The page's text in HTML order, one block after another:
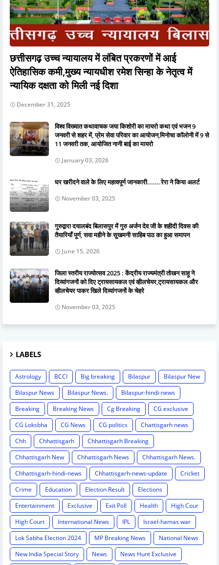
छत्तीसगढ़ उच्च न्यायालय में लंबित प्रकरणों में आई
ऐतिहासिक कमी,मुख्य न्यायधीश रमेश सिन्हा के नेतृत्व में
न्यायिक दक्षता को मिली नई दिशा
December 31, 2025
विश्व विख्यात कथावाचक जया किशोरी का मायरो कथा एवं भजन 9
जनवरी से शहर में, प्रेम सेवा परिवार का आयोजन,मिनोचा कॉलोनी में 9 से
11 जनवरी तक, आयोजित नानी बाई का मायरो
January 03, 2026
घर खरीदने वाले के लिए महत्वपूर्ण जानकारी.......रेरा ने किया अलर्ट
November 03, 2025
गुरुद्वारा दयालबंद बिलासपुर में गुरु अर्जन देव जी के शहीदी दिवस की
तैयारियाँ पूर्ण, सवा महीने के सुखमनी साहिब पाठ का हुआ समापन
June 15, 2026
जिला स्तरीय राज्योत्सव 2025 : केंद्रीय राज्यमंत्री तोखन साहू ने
दिव्यांगजनों को दिए ट्रायसायकल एवं व्हीलचेयर,ट्रायसायकल और
व्हीलचेयर पाकर खिले दिव्यांगजनों के चेहरे
November 03, 2025
LABELS
Astrology BCCI Big breaking Bilaspur
Bilaspur New
Bilaspur News
Bilaspur News.
Bilaspur-hindi-news
Breaking
Breaking News Cg Breaking
CG exclusive
CG Loksbha
CG News CG politics
Chattisgarh news
Chh
Chhattisgarh
Chhattisgarh Breaking
Chhattisgarh New
Chhattisgarh News
Chhattisgarh News.
Chhattisgarh-hindi-news
Chhattisgarh-news-update
Cricket
Crime
Education Election Result
Elections
Entertainment
Exclusive Exit Poll Health
High Cour
High Court
International News IPL
Israel-hamas war
Lok Sabha Election 2024
MP Breaking News
National News
New India Special Story
News
News Hunt Exclusive